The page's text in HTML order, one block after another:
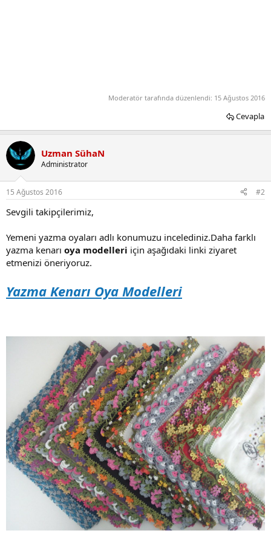
Moderatör tarafında düzenlendi: 15 Ağustos 2016
Cevapla
Uzman SühaN
Administrator
15 Ağustos 2016 #2
Sevgili takipçilerimiz,
Yemeni yazma oyaları adlı konumuzu incelediniz.Daha farklı
yazma kenarı oya modelleri için aşağıdaki linki ziyaret
etmenizi öneriyoruz.
Yazma Kenarı Oya Modelleri